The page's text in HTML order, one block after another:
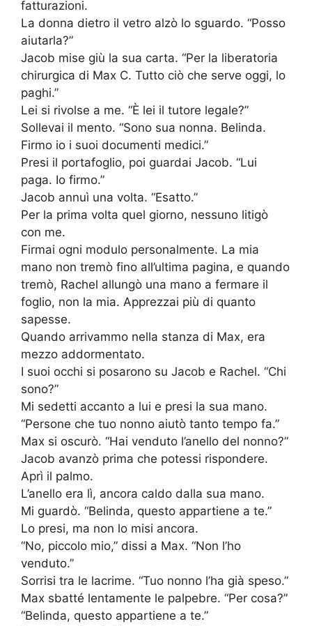
fatturazioni.
La donna dietro il vetro alzò lo sguardo. “Posso
aiutarla?”
Jacob mise giù la sua carta. “Per la liberatoria
chirurgica di Max C. Tutto ciò che serve oggi, lo
paghi.”
Lei si rivolse a me. “È lei il tutore legale?”
Sollevai il mento. “Sono sua nonna. Belinda.
Firmo io i suoi documenti medici.”
Presi il portafoglio, poi guardai Jacob. “Lui
paga. Io firmo.”
Jacob annuì una volta. “Esatto.”
Per la prima volta quel giorno, nessuno litigò
con me.
Firmai ogni modulo personalmente. La mia
mano non tremò fino all’ultima pagina, e quando
tremò, Rachel allungò una mano a fermare il
foglio, non la mia. Apprezzai più di quanto
sapesse.
Quando arrivammo nella stanza di Max, era
mezzo addormentato.
I suoi occhi si posarono su Jacob e Rachel. “Chi
sono?”
Mi sedetti accanto a lui e presi la sua mano.
“Persone che tuo nonno aiutò tanto tempo fa.”
Max si oscurò. “Hai venduto l’anello del nonno?”
Jacob avanzò prima che potessi rispondere.
Aprì il palmo.
L’anello era lì, ancora caldo dalla sua mano.
Mi guardò. “Belinda, questo appartiene a te.”
Lo presi, ma non lo misi ancora.
“No, piccolo mio,” dissi a Max. “Non l’ho
venduto.”
Sorrisi tra le lacrime. “Tuo nonno l’ha già speso.”
Max sbatté lentamente le palpebre. “Per cosa?”
“Belinda, questo appartiene a te.”